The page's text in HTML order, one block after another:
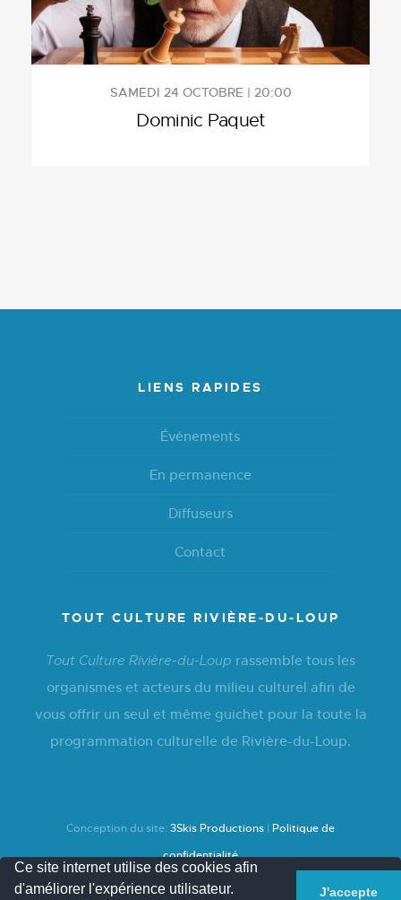
SAMEDI 24 OCTOBRE | 20:00
Dominic Paquet
LIENS RAPIDES
Événements
En permanence
Diffuseurs
Contact
TOUT CULTURE RIVIÈRE-DU-LOUP
Tout Culture Rivière-du-Loup rassemble tous les
organismes et acteurs du milieu culturel afin de
vous offrir un seul et même guichet pour la toute la
programmation culturelle de Rivière-du-Loup.
Conception du site: 3Skis Productions | Politique de
confidentialité
Ce site internet utilise des cookies afin
d'améliorer l'expérience utilisateur.
J'accepte